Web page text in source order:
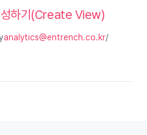
성하기(Create View)
analytics@entrench.co.kr/